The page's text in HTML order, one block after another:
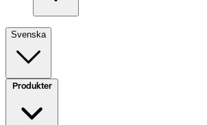
Svenska
Produkter